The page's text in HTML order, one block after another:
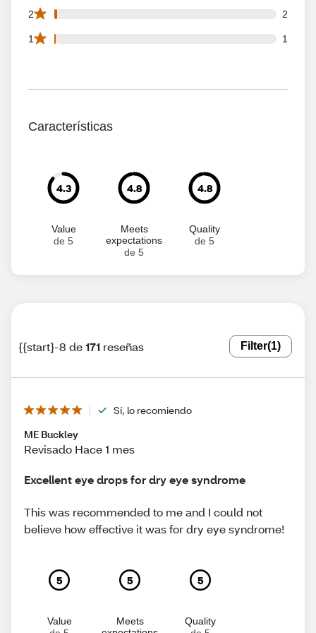
2 2
2 2 star reviews out of 171 reviews
1 1
1 1 star reviews out of 171 reviews
Características
4.3
Value
de 5
4.8
Meets
expectations
de 5
4.8
Quality
de 5
{{start}-8 de171 reseñas Filter(1)
Sí, lo recomiendo
ME Buckley
Revisado Hace 1 mes
Excellent eye drops for dry eye syndrome
This was recommended to me and I could not
believe how effective it was for dry eye syndrome!
5
Value
5
Meets
5
Quality